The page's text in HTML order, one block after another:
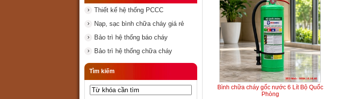
Thiết kế hệ thống PCCC
Nạp, sạc bình chữa cháy giá rẻ
Bảo trì hệ thống báo cháy
Bảo trì hệ thống chữa cháy
Tìm kiếm
Bình chữa cháy gốc nước 6 Lít Bộ Quốc
Phòng